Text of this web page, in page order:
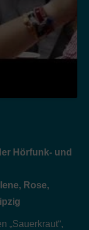
Hörfunk- und
Rose,
„Sauerkraut“,